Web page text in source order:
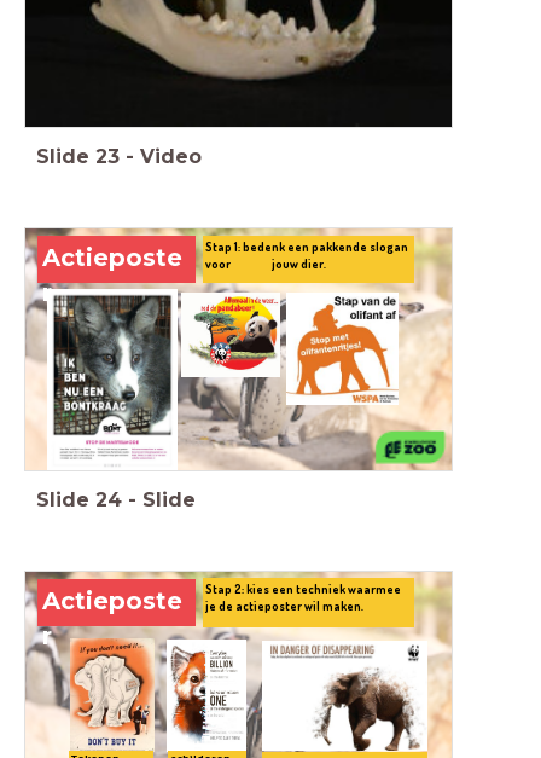
Slide 23 - Video
Actieposte
r
Stap 1: bedenk een pakkende slogan
voor jouw dier.
Slide 24 - Slide
Actieposte
r
Stap 2: kies een techniek waarmee
je de actieposter wil maken.